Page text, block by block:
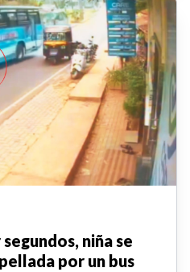
niña se
por un bus